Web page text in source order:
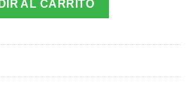
AL CARRITO